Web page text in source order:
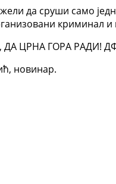
да сруши само
криминал и
ДА ЦРНА ГОРА РАДИ!
новинар.